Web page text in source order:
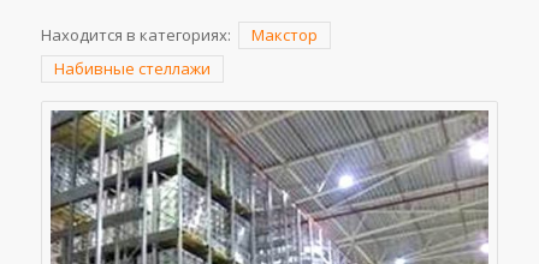
Находится в категориях:
Макстор
Набивные стеллажи